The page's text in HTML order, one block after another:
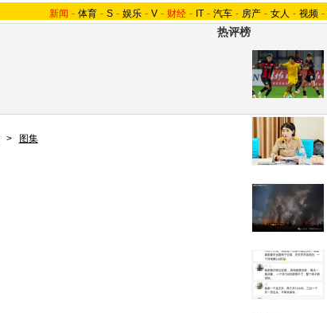
新闻 - 体育 - S - 娱乐 - V - 财经 - IT - 汽车 - 房产 - 女人 - 视频 -
热评榜
> 图集